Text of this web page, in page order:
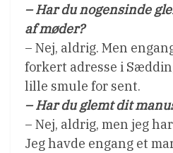
– Har du nogensinde
af møder?
– Nej, aldrig. Men
forkert adresse i
lille smule for sent.
– Har du glemt dit
– Nej, aldrig, men jeg
Jeg havde engang et